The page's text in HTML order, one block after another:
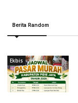
Berita Random
Ekbis